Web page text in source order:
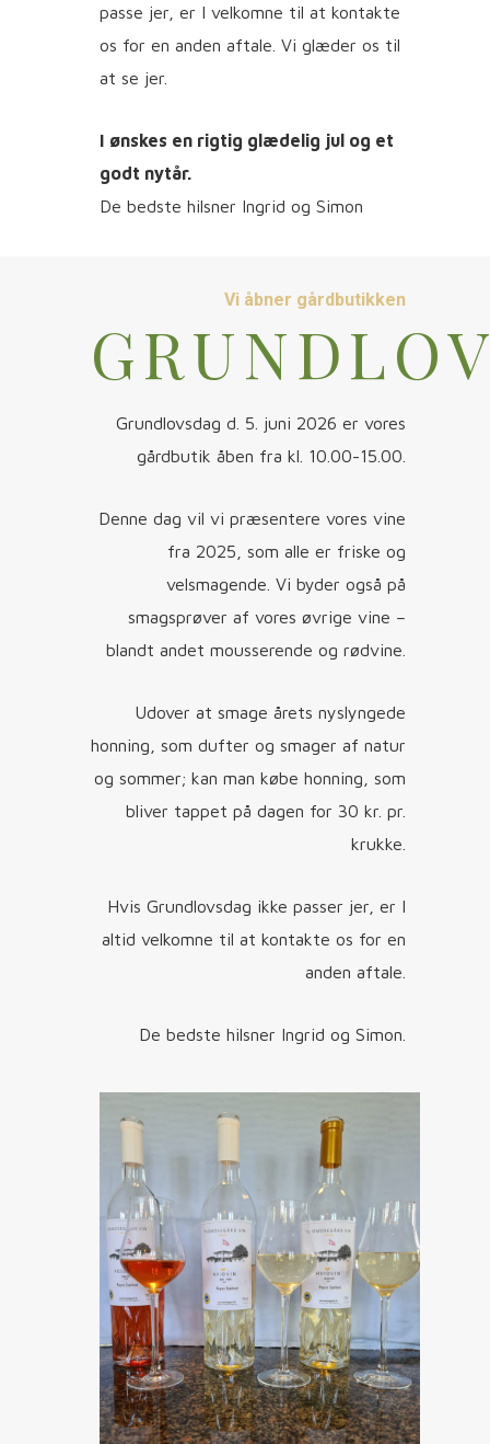
passe jer, er I velkomne til at kontakte
os for en anden aftale. Vi glæder os til
at se jer.
I ønskes en rigtig glædelig jul og et
godt nytår.
De bedste hilsner Ingrid og Simon
Vi åbner gårdbutikken
Grundlovsdag d. 5. juni 2026 er vores
gårdbutik åben fra kl. 10.00-15.00.
Denne dag vil vi præsentere vores vine
fra 2025, som alle er friske og
velsmagende. Vi byder også på
smagsprøver af vores øvrige vine –
blandt andet mousserende og rødvine.
Udover at smage årets nyslyngede
honning, som dufter og smager af natur
og sommer; kan man købe honning, som
bliver tappet på dagen for 30 kr. pr.
krukke.
Hvis Grundlovsdag ikke passer jer, er I
altid velkomne til at kontakte os for en
anden aftale.
De bedste hilsner Ingrid og Simon.